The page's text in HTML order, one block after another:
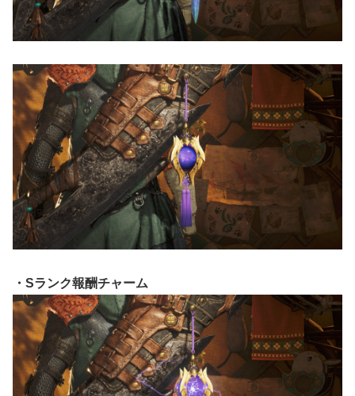
・Sランク報酬チャーム